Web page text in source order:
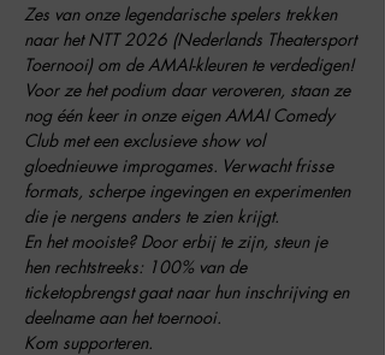
Zes van onze legendarische spelers trekken
naar het NTT 2026 (Nederlands Theatersport
Toernooi) om de AMAI-kleuren te verdedigen!
Voor ze het podium daar veroveren, staan ze
nog één keer in onze eigen AMAI Comedy
Club met een exclusieve show vol
gloednieuwe improgames. Verwacht frisse
formats, scherpe ingevingen en experimenten
die je nergens anders te zien krijgt.
En het mooiste? Door erbij te zijn, steun je
hen rechtstreeks: 100% van de
ticketopbrengst gaat naar hun inschrijving en
deelname aan het toernooi.
Kom supporteren.